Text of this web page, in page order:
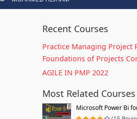
Recent Courses
Practice Managing Project
Foundations of Projects
AGILE IN PMP 2022
Most Related Courses
Microsoft Power Bi